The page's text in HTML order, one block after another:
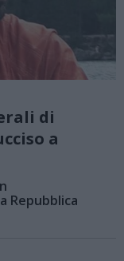
di
a
Repubblica